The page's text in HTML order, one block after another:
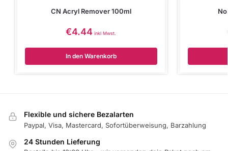
CN Acryl Remover 100ml
€4.44 inkl Mwst.
In den Warenkorb
Flexible und sichere Bezalarten
Paypal, Visa, Mastercard, Sofortüberweisung, Barzahlung
24 Stunden Lieferung